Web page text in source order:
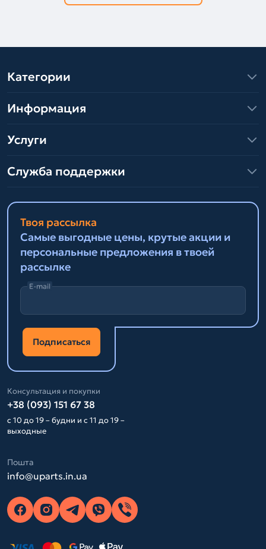
Категории
Информация
Услуги
Служба поддержки
Твоя рассылка
Самые выгодные цены, крутые акции и
персональные предложения в твоей
рассылке
E-mail
Подписаться
Консультация и покупки
+38 (093) 151 67 38
с 10 до 19 – будни и с 11 до 19 –
выходные
Пошта
info@uparts.in.ua